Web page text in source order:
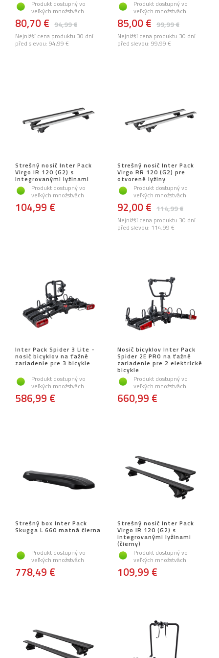
Produkt dostupný vo
veľkých množstvách
94,99 €
80,70 €
Nejnižší cena produktu 30 dní
před slevou: 94,99 €
Produkt dostupný vo
veľkých množstvách
99,99 €
85,00 €
Nejnižší cena produktu 30 dní
před slevou: 99,99 €
Strešný nosič Inter Pack
Virgo IR 120 (G2) s
integrovanými lyžinami
Produkt dostupný vo
veľkých množstvách
104,99 €
Strešný nosič Inter Pack
Virgo RR 120 (G2) pre
otvorené lyžiny
Produkt dostupný vo
veľkých množstvách
114,99 €
92,00 €
Nejnižší cena produktu 30 dní
před slevou: 114,99 €
Inter Pack Spider 3 Lite -
nosič bicyklov na ťažné
zariadenie pre 3 bicykle
Produkt dostupný vo
veľkých množstvách
586,99 €
Nosič bicyklov Inter Pack
Spider 2E PRO na ťažné
zariadenie pre 2 elektrické
bicykle
Produkt dostupný vo
veľkých množstvách
660,99 €
Strešný box Inter Pack
Skugga L 660 matná čierna
Produkt dostupný vo
veľkých množstvách
778,49 €
Strešný nosič Inter Pack
Virgo IR 120 (G2) s
integrovanými lyžinami
(čierny)
Produkt dostupný vo
veľkých množstvách
109,99 €